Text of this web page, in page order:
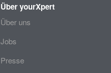
Über yourXpert
Über uns
Jobs
Presse